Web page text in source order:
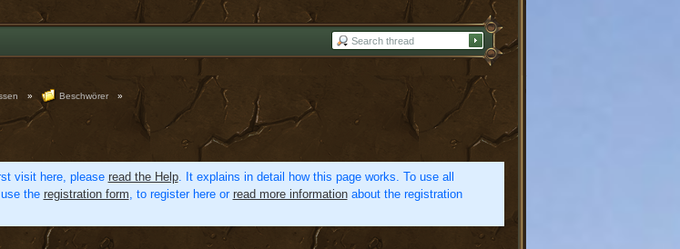
» Beschwörer »
visit here, please read the Help. It explains in detail how this page works. To use all
the registration form, to register here or read more informationabout the registration